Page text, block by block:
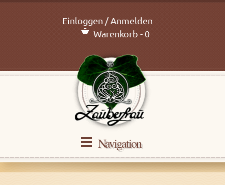
Einloggen / Anmelden
Warenkorb - 0
Navigation